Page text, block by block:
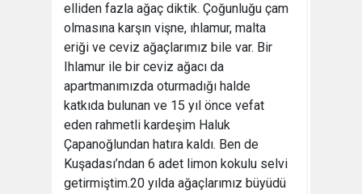
elliden fazla ağaç diktik. Çoğunluğu çam
olmasına karşın vişne, ıhlamur, malta
eriği ve ceviz ağaçlarımız bile var. Bir
Ihlamur ile bir ceviz ağacı da
apartmanımızda oturmadığı halde
katkıda bulunan ve 15 yıl önce vefat
eden rahmetli kardeşim Haluk
Çapanoğlundan hatıra kaldı. Ben de
Kuşadası’ndan 6 adet limon kokulu selvi
getirmiştim.20 yılda ağaçlarımız büyüdü